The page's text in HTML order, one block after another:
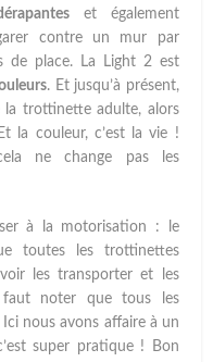
et également
contre un mur par
de place. La Light 2 est
. Et jusqu’à présent,
la trottinette adulte, alors
la couleur, c’est la vie !
ne change pas les
à la motorisation : le
toutes les trottinettes
les transporter et les
faut noter que tous les
nous avons affaire à un
super pratique ! Bon